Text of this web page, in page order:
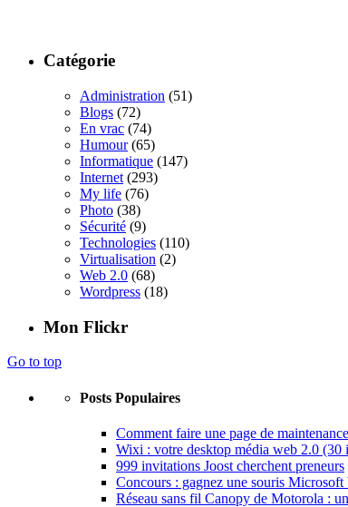
Catégorie
Administration (51)
Blogs (72)
En vrac (74)
Humour(65)
Informatique (147)
Internet (293)
My life (76)
Photo (38)
Sécurité (9)
Technologies (110)
Virtualisation (2)
Web 2.0 (68)
Wordpress (18)
Mon Flickr
Go to top
Posts Populaires
Comment faire une page de
Wixi : votre desktop média web 2.0 (30
999 invitations Joost cherchent preneurs
Concours : gagnez une souris
Réseau sans fil Canopy de Motorola :